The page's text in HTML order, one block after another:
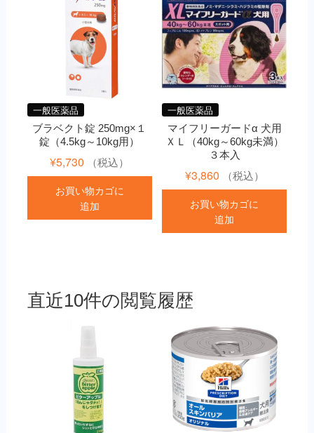
一般医薬品
ブラベクト錠 250mg×１
錠（4.5kg～10kg用）
¥5,730 （税込）
お買い物カゴに
追加
一般医薬品
マイフリーガードα 犬用
ＸＬ（40kg～60kg未満）
３本入
¥3,860 （税込）
お買い物カゴに
追加
直近10件の閲覧履歴